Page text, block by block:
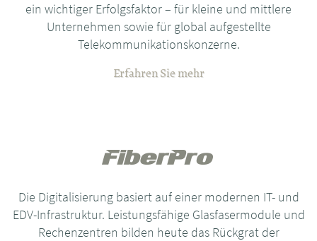
ein wichtiger Erfolgsfaktor – für kleine und mittlere
Unternehmen sowie für global aufgestellte
Telekommunikationskonzerne.
Erfahren Sie mehr
Die Digitalisierung basiert auf einer modernen IT- und
EDV-Infrastruktur. Leistungsfähige Glasfasermodule und
Rechenzentren bilden heute das Rückgrat der